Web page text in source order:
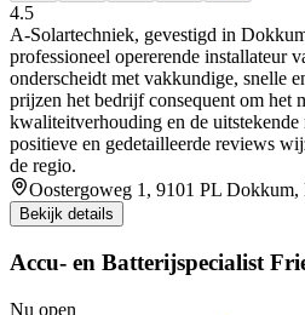
4.5
A‑Solartechniek, gevestigd in
professioneel opererende installateur
onderscheidt met vakkundige, snelle
prijzen het bedrijf consequent om het
kwaliteitverhouding en de
positieve en gedetailleerde reviews
de regio.
Oostergoweg 1, 9101 PL Dokkum,
Bekijk details
Accu- en Batterijspecialist
Nu open